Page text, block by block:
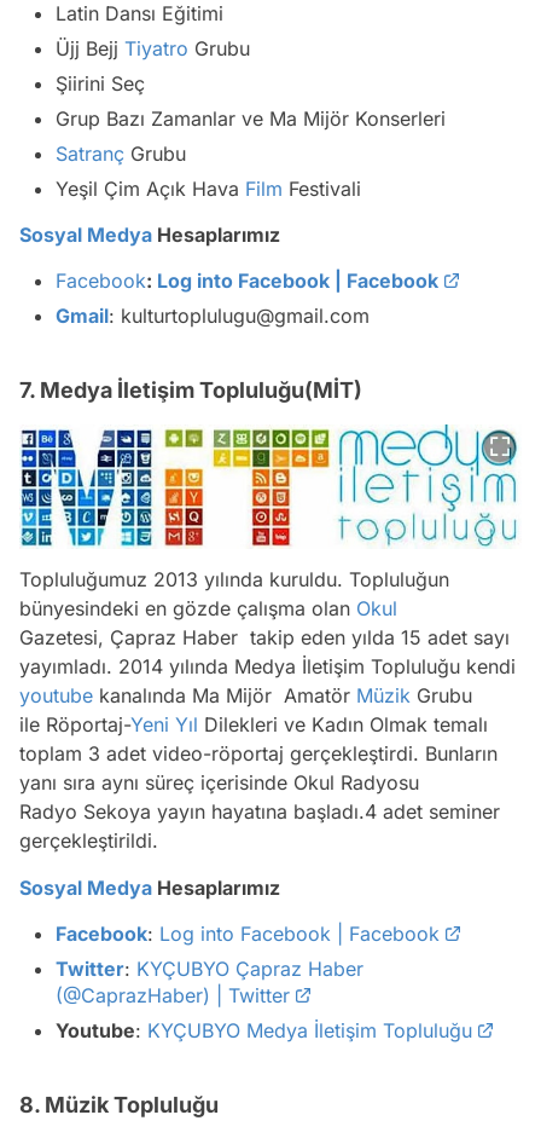
Latin Dansı Eğitimi
Üjj Bejj Tiyatro Grubu
Şiirini Seç
Grup Bazı Zamanlar ve Ma Mijör Konserleri
Satranç Grubu
Yeşil Çim Açık Hava Film Festivali
Sosyal Medya Hesaplarımız
Facebook: Log into Facebook | Facebook
Gmail: kulturtoplulugu@gmail.com
7. Medya İletişim Topluluğu(MİT)
Topluluğumuz 2013 yılında kuruldu. Topluluğun
bünyesindeki en gözde çalışma olan Okul
Gazetesi, Çapraz Haber takip eden yılda 15 adet sayı
yayımladı. 2014 yılında Medya İletişim Topluluğu kendi
youtube kanalında Ma Mijör Amatör Müzik Grubu
ile Röportaj-Yeni Yıl Dilekleri ve Kadın Olmak temalı
toplam 3 adet video-röportaj gerçekleştirdi. Bunların
yanı sıra aynı süreç içerisinde Okul Radyosu
Radyo Sekoya yayın hayatına başladı.4 adet seminer
gerçekleştirildi.
Sosyal Medya Hesaplarımız
Facebook: Log into Facebook | Facebook
Twitter: KYÇUBYO Çapraz Haber
(@CaprazHaber) | Twitter
Youtube: KYÇUBYO Medya İletişim Topluluğu
8. Müzik Topluluğu